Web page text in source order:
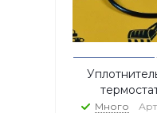
Много